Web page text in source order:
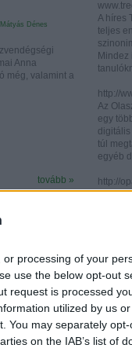
processing of your
use the below opt-out
request is processed
utilized by us
You may separately
on the IAB’s list of
A híres
teljes
Mindez
http://
Az
egy
túl
egyéb
http://
Az
hogy
http://
A
Ezen
között
Mátyás Dénes
Anna
még, valamint a
tovább »
MÓDOSÍTÁSA